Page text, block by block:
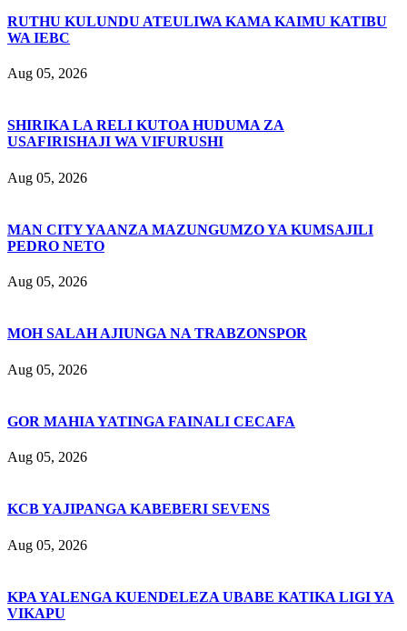
RUTHU KULUNDU ATEULIWA KAMA KAIMU KATIBU
WA IEBC
Aug 05, 2026
SHIRIKA LA RELI KUTOA HUDUMA ZA
USAFIRISHAJI WA VIFURUSHI
Aug 05, 2026
MAN CITY YAANZA MAZUNGUMZO YA KUMSAJILI
PEDRO NETO
Aug 05, 2026
MOH SALAH AJIUNGA NA TRABZONSPOR
Aug 05, 2026
GOR MAHIA YATINGA FAINALI CECAFA
Aug 05, 2026
KCB YAJIPANGA KABEBERI SEVENS
Aug 05, 2026
KPA YALENGA KUENDELEZA UBABE KATIKA LIGI YA
VIKAPU